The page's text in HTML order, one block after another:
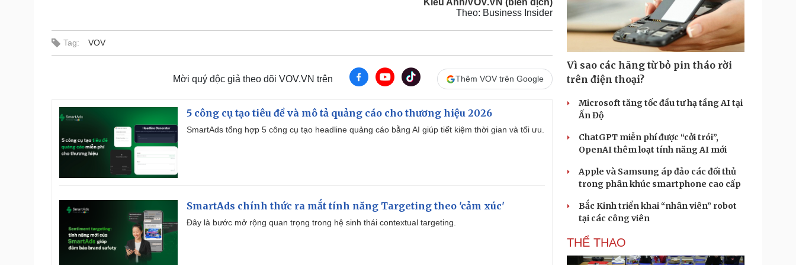
Kiều Anh/VOV.VN (biên dịch)
Theo: Business Insider
Tag: VOV
Mời quý độc giả theo dõi VOV.VN trên Thêm VOV trên Google
5 công cụ tạo tiêu đề và mô tả quảng cáo cho thương hiệu 2026
SmartAds tổng hợp 5 công cụ tạo headline quảng cáo bằng AI giúp tiết kiệm thời gian và tối ưu.
SmartAds chính thức ra mắt tính năng Targeting theo 'cảm xúc'
Đây là bước mở rộng quan trọng trong hệ sinh thái contextual targeting.
Vì sao các hãng từ bỏ pin tháo rời
trên điện thoại?
Microsoft tăng tốc đầu tư hạ tầng AI tại
Ấn Độ
ChatGPT miễn phí được “cởi trói”,
OpenAI thêm loạt tính năng AI mới
Apple và Samsung áp đảo các đối thủ
trong phân khúc smartphone cao cấp
Bắc Kinh triển khai “nhân viên” robot
tại các công viên
THỂ THAO